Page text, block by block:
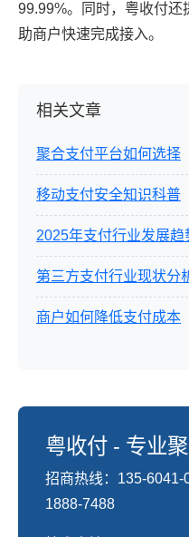
99.99%。同时，粤收付
助商户快速完成接入。
相关文章
聚合支付平台如何选择
移动支付安全知识科普
2025年支付行业发展趋
第三方支付行业现状分
商户如何降低支付成本
粤收付 - 专业
招商热线：135-6041-
1888-7488